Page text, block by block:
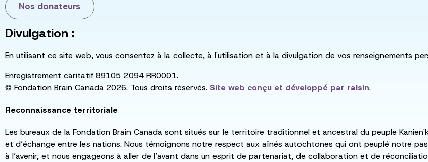
Nos donateurs
Divulgation :
En utilisant ce site web, vous consentez à la collecte, à l'utilisation et à la divulgation de vos renseignements
Enregistrement caritatif 89105 2094 RR0001.
© Fondation Brain Canada 2026. Tous droits réservés. Site web conçu et développé par raisin.
Reconnaissance territoriale
Les bureaux de la Fondation Brain Canada sont situés sur le territoire traditionnel et ancestral du peuple
et d’échange entre les nations. Nous témoignons notre respect aux aînés autochtones qui ont peuplé notre
à l’avenir, et nous engageons à aller de l’avant dans un esprit de partenariat, de collaboration et de